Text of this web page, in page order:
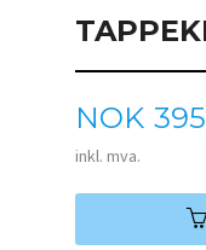
Pris
NOK
inkl. mva.